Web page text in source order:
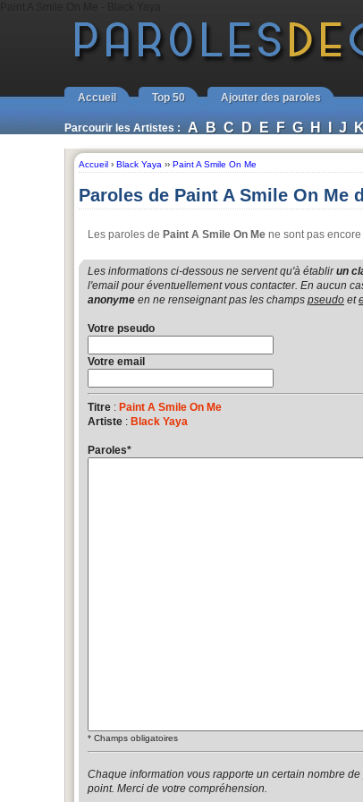
Accueil Top 50 Ajouter des paroles
Parcourir les Artistes : A B C D E F G H I J
Accueil › Black Yaya ›› Paint A Smile On Me
Paroles de Paint A Smile On Me
Les paroles de Paint A Smile On Me ne sont pas
Les informations ci-dessous ne servent qu'à établirun
l'email pour éventuellement vous contacter. En aucun
anonyme en ne renseignant pas les champs pseudo et
Votre pseudo
Votre email
Titre : Paint A Smile On Me
Artiste : Black Yaya
Paroles*
* Champs obligatoires
Chaque information vous rapporte un certain nombre
point. Merci de votre compréhension.